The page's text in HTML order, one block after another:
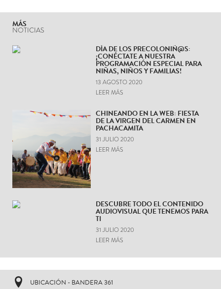
MÁS
NOTICIAS
DÍA DE LOS PRECOLONIÑ@S:
¡CONÉCTATE A NUESTRA
PROGRAMACIÓN ESPECIAL PARA
NIÑAS, NIÑOS Y FAMILIAS!
13 AGOSTO 2020
LEER MÁS
CHINEANDO EN LA WEB: FIESTA
DE LA VIRGEN DEL CARMEN EN
PACHACAMITA
31 JULIO 2020
LEER MÁS
DESCUBRE TODO EL CONTENIDO
AUDIOVISUAL QUE TENEMOS PARA
TI
31 JULIO 2020
LEER MÁS
UBICACIÓN - BANDERA 361